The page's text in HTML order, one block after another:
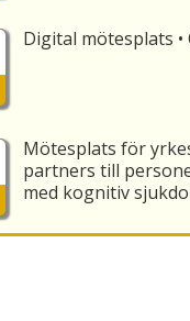
Digital mötesplats •
Mötesplats för
partners till
med kognitiv